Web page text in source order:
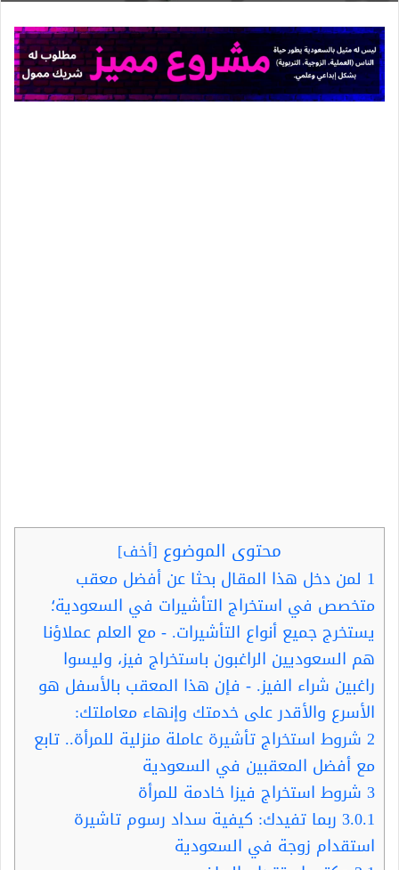
محتوى الموضوع [أخف]
1 لمن دخل هذا المقال بحثا عن أفضل معقب
متخصص في استخراج التأشيرات في السعودية؛
يستخرج جميع أنواع التأشيرات. - مع العلم عملاؤنا
هم السعوديين الراغبون باستخراج فيز، وليسوا
راغبين شراء الفيز. - فإن هذا المعقب بالأسفل هو
الأسرع والأقدر على خدمتك وإنهاء معاملتك:
2 شروط استخراج تأشيرة عاملة منزلية للمرأة.. تابع
مع أفضل المعقبين في السعودية
3 شروط استخراج فيزا خادمة للمرأة
3.0.1 ربما تفيدك: كيفية سداد رسوم تاشيرة
استقدام زوجة في السعودية